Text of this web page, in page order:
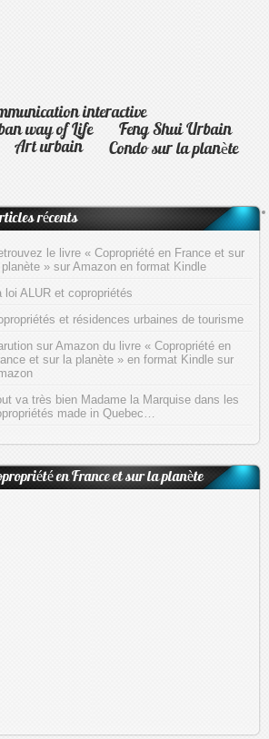
interactive
way of Life
Feng Shui Urbain
Art urbain
Condo sur la planète
récents
le livre « Copropriété en France et sur
planète » sur Amazon en format Kindle
loi ALUR et copropriétés
et résidences urbaines de tourisme
sur Amazon du livre « Copropriété en
et sur la planète » en format Kindle sur
va très bien Madame la Marquise dans les
made in Quebec…
en France et sur la planète